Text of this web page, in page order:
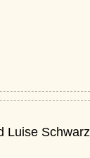
Luise Schwarz